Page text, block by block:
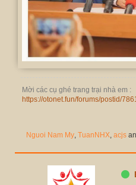
Mời các cụ ghé trang trại nhà em :
https://otonet.fun/forums/postid/
Nguoi Nam My TuanNHX acjs